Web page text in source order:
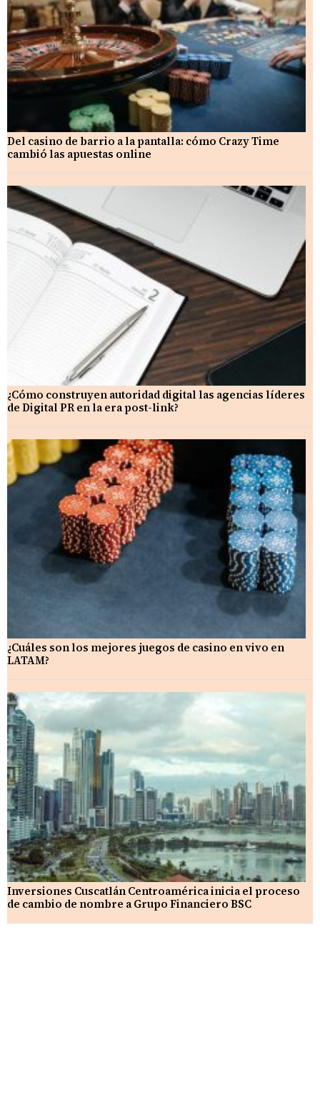
Del casino de barrio a la pantalla: cómo Crazy Time
cambió las apuestas online
¿Cómo construyen autoridad digital las agencias líderes
de Digital PR en la era post-link?
¿Cuáles son los mejores juegos de casino en vivo en
LATAM?
Inversiones Cuscatlán Centroamérica inicia el proceso
de cambio de nombre a Grupo Financiero BSC